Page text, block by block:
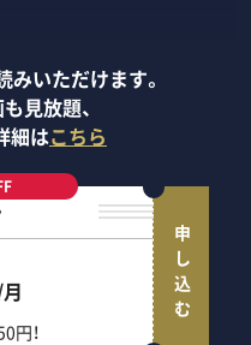
いただけます。
見放題、
細はこちら
円！
申し込む